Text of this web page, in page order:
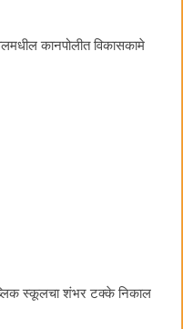
कानपोलीत विकासकामे
स्कूलचा शंभर टक्के निकाल